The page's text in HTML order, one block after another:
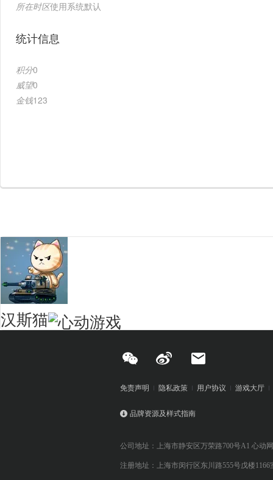
所在时区使用系统默认
统计信息
积分0
威望0
金钱123
汉斯猫
免责声明 隐私政策 用户协议 游戏大厅
品牌资源及样式指南
公司地址：上海市静安区万荣路700号A1 心动
注册地址：上海市闵行区东川路555号戊楼1166